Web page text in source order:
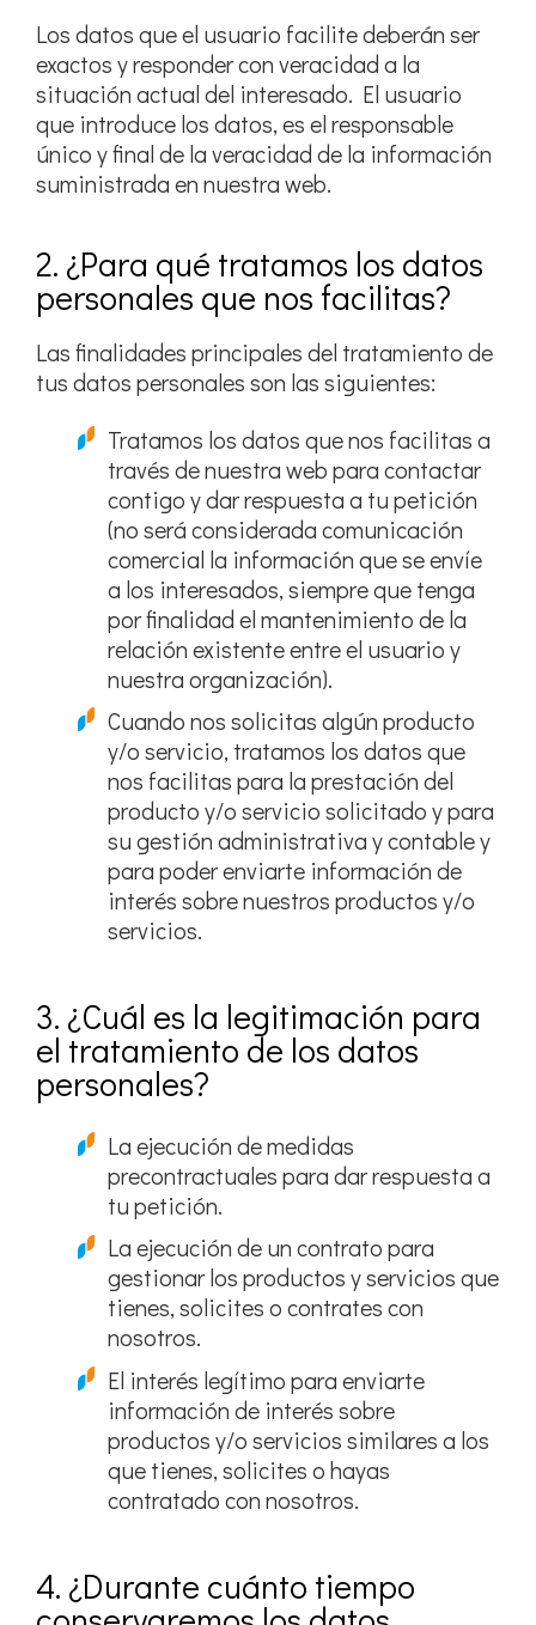
Los datos que el usuario facilite deberán ser
exactos y responder con veracidad a la
situación actual del interesado. El usuario
que introduce los datos, es el responsable
único y final de la veracidad de la información
suministrada en nuestra web.
2. ¿Para qué tratamos los datos
personales que nos facilitas?
Las finalidades principales del tratamiento de
tus datos personales son las siguientes:
Tratamos los datos que nos facilitas a
través de nuestra web para contactar
contigo y dar respuesta a tu petición
(no será considerada comunicación
comercial la información que se envíe
a los interesados, siempre que tenga
por finalidad el mantenimiento de la
relación existente entre el usuario y
nuestra organización).
Cuando nos solicitas algún producto
y/o servicio, tratamos los datos que
nos facilitas para la prestación del
producto y/o servicio solicitado y para
su gestión administrativa y contable y
para poder enviarte información de
interés sobre nuestros productos y/o
servicios.
3. ¿Cuál es la legitimación para
el tratamiento de los datos
personales?
La ejecución de medidas
precontractuales para dar respuesta a
tu petición.
La ejecución de un contrato para
gestionar los productos y servicios que
tienes, solicites o contrates con
nosotros.
El interés legítimo para enviarte
información de interés sobre
productos y/o servicios similares a los
que tienes, solicites o hayas
contratado con nosotros.
4. ¿Durante cuánto tiempo